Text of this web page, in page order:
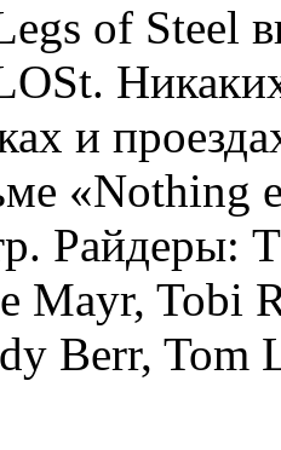
of Steel
и
«Nothing
Райдеры:
Mayr, Tobi
Berr,